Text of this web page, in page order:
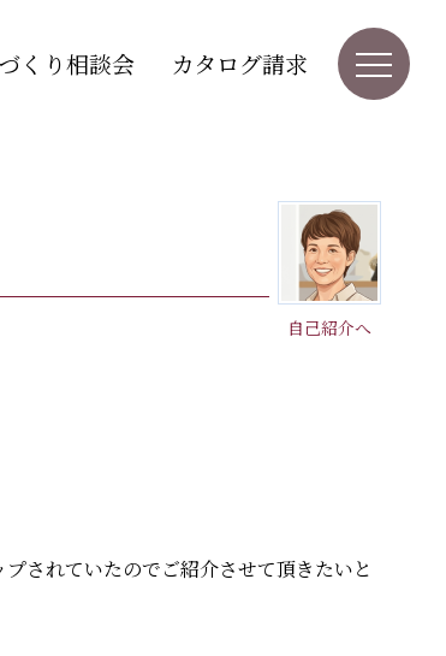
くり相談会 カタログ請求
自己紹介へ
されていたのでご紹介させて頂きたいと